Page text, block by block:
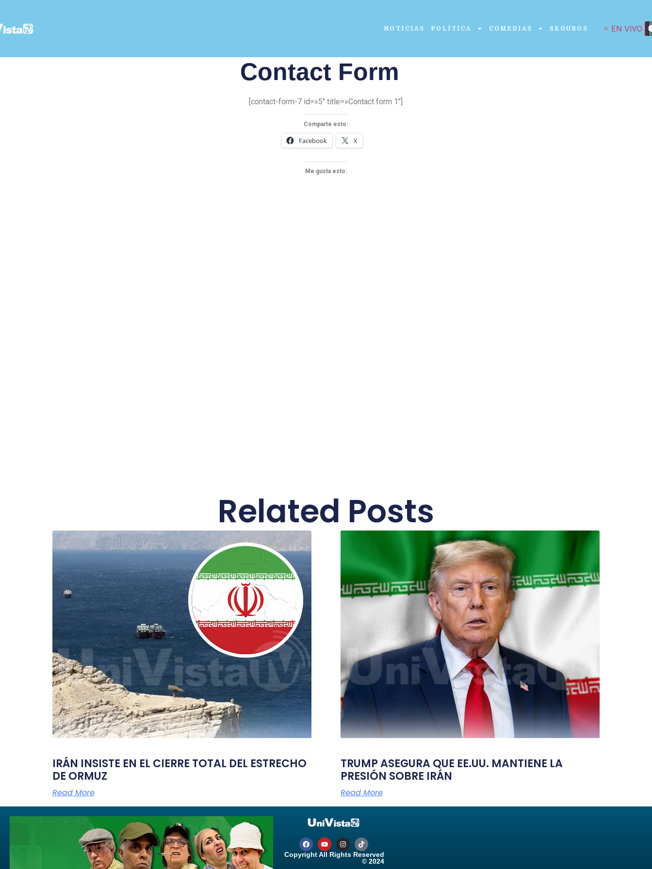
NOTICIAS POLÍTICA COMEDIAS SEGUROS EN VIVO
Contact Form
[contact-form-7 id=»5″ title=»Contact form 1″]
Comparte esto:
Facebook X
Me gusta esto:
Related Posts
IRÁN INSISTE EN EL CIERRE TOTAL DEL ESTRECHO
DE ORMUZ
Read More
TRUMP ASEGURA QUE EE.UU. MANTIENE LA
PRESIÓN SOBRE IRÁN
Read More
Copyright All Rights Reserved
© 2024